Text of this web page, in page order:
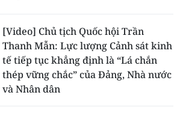
[Video] Chủ tịch Quốc hội Trần
Thanh Mẫn: Lực lượng Cảnh sát kinh
tế tiếp tục khẳng định là “Lá chắn
thép vững chắc” của Đảng, Nhà nước
và Nhân dân